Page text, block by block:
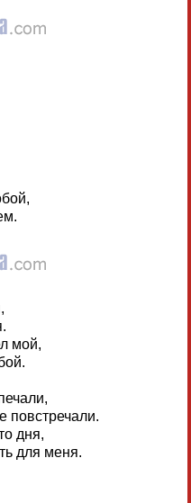
мой,
повстречали.
дня,
для меня.